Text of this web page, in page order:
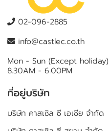
02-096-2885
info@castlec.co.th
Mon - Sun (Except holiday)
8.30AM - 6.00PM
ที่อยู่บริษัท
บริษัท คาสเซิล ซี เอเชีย จำกัด